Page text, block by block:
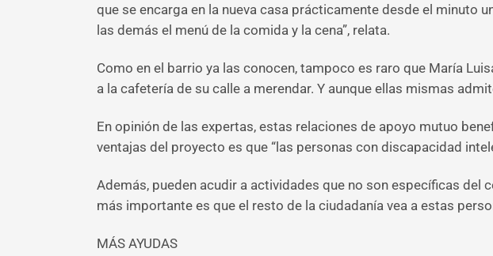
que se encarga en la nueva casa prácticamente desde el minuto
las demás el menú de la comida y la cena”, relata.
Como en el barrio ya las conocen, tampoco es raro que María
a la cafetería de su calle a merendar. Y aunque ellas mismas
En opinión de las expertas, estas relaciones de apoyo mutuo
ventajas del proyecto es que “las personas con discapacidad
Además, pueden acudir a actividades que no son específicas
más importante es que el resto de la ciudadanía vea a estas
MÁS AYUDAS